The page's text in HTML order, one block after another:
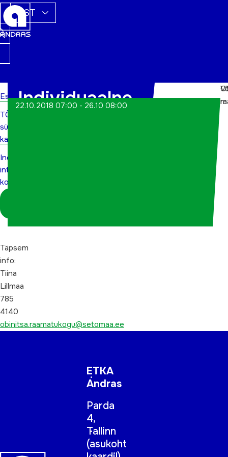
EST
Esileht
TÕN
sündmuste
kalender
Individuaalne
internetialane
koolitus
Individuaalne
22.10.2018 07:00 - 26.10 08:00
Täpsem
info:
Tiina
Lillmaa
785
4140
obinitsa.raamatukogu@setomaa.ee
ETKA
Andras
Parda
4,
Tallinn
(asukoht